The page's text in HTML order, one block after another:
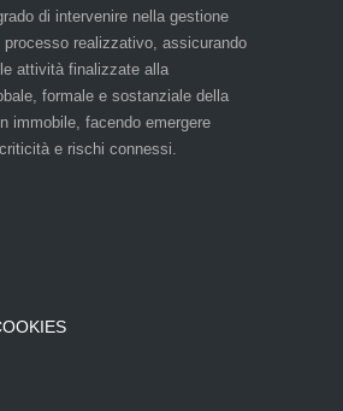
di intervenire nella gestione
realizzativo, assicurando
attività finalizzate alla
formale e sostanziale della
immobile, facendo emergere
e rischi connessi.